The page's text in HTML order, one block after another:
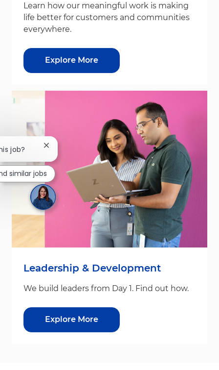
Learn how our meaningful work is making
life better for customers and communities
everywhere.
Explore More
Leadership & Development
We build leaders from Day 1. Find out how.
Explore More
job? Close chatbot notification
similar jobs